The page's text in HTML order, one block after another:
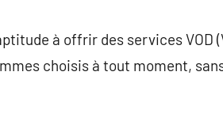
à offrir des services VOD
choisis à tout moment,